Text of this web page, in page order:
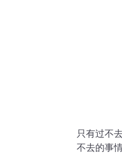
只有过不
不去的事